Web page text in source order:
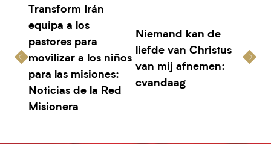
Transform Irán
equipa a los
pastores para
movilizar a los niños
para las misiones:
Noticias de la Red
Misionera
Niemand kan de
liefde van Christus
van mij afnemen:
cvandaag